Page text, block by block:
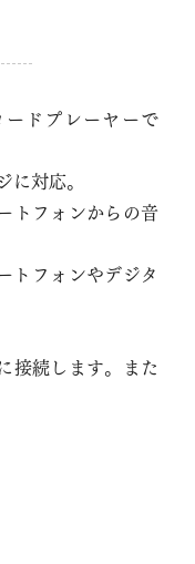
ドプレーヤーで
に対応。
トフォンからの音
トフォンやデジタ
接続します。 また